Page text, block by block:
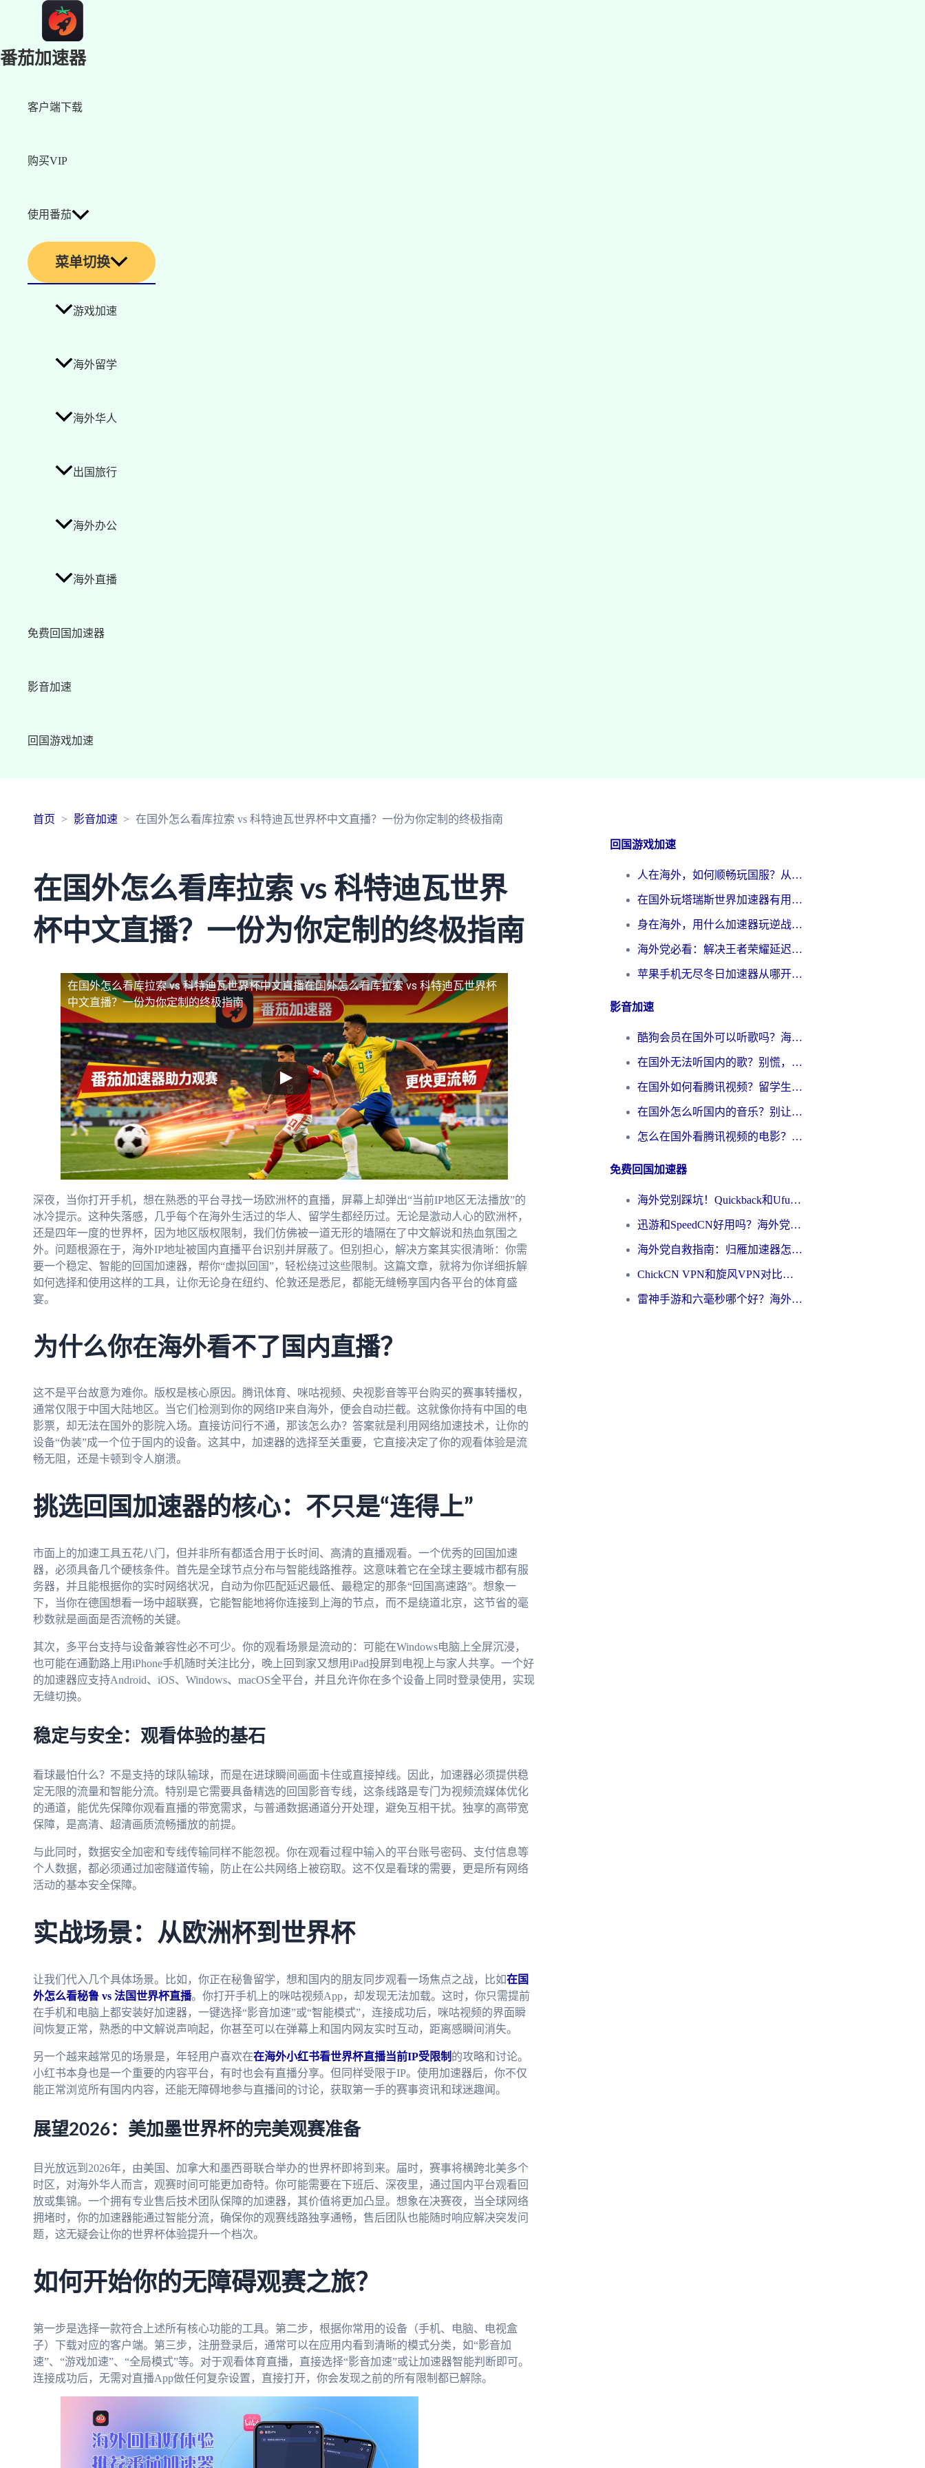
番茄加速器
客户端下载
购买VIP
使用番茄
菜单切换
游戏加速
海外留学
海外华人
出国旅行
海外办公
海外直播
免费回国加速器
影音加速
回国游戏加速
首页 影音加速 在国外怎么看库拉索 vs 科特迪瓦世界杯中文直播？一份为你定制的终极指南
在国外怎么看库拉索 vs 科特迪瓦世界
杯中文直播？一份为你定制的终极指南
在国外怎么看库拉索 vs 科特迪瓦世界杯中文直播在国外怎么看库拉索 vs 科特迪瓦世界杯
中文直播？一份为你定制的终极指南
深夜，当你打开手机，想在熟悉的平台寻找一场欧洲杯的直播，屏幕上却弹出“当前IP地区无法播放”的
冰冷提示。这种失落感，几乎每个在海外生活过的华人、留学生都经历过。无论是激动人心的欧洲杯，
还是四年一度的世界杯，因为地区版权限制，我们仿佛被一道无形的墙隔在了中文解说和热血氛围之
外。问题根源在于，海外IP地址被国内直播平台识别并屏蔽了。但别担心，解决方案其实很清晰：你需
要一个稳定、智能的回国加速器，帮你“虚拟回国”，轻松绕过这些限制。这篇文章，就将为你详细拆解
如何选择和使用这样的工具，让你无论身在纽约、伦敦还是悉尼，都能无缝畅享国内各平台的体育盛
宴。
为什么你在海外看不了国内直播？
这不是平台故意为难你。版权是核心原因。腾讯体育、咪咕视频、央视影音等平台购买的赛事转播权，
通常仅限于中国大陆地区。当它们检测到你的网络IP来自海外，便会自动拦截。这就像你持有中国的电
影票，却无法在国外的影院入场。直接访问行不通，那该怎么办？答案就是利用网络加速技术，让你的
设备“伪装”成一个位于国内的设备。这其中，加速器的选择至关重要，它直接决定了你的观看体验是流
畅无阻，还是卡顿到令人崩溃。
挑选回国加速器的核心：不只是“连得上”
市面上的加速工具五花八门，但并非所有都适合用于长时间、高清的直播观看。一个优秀的回国加速
器，必须具备几个硬核条件。首先是全球节点分布与智能线路推荐。这意味着它在全球主要城市都有服
务器，并且能根据你的实时网络状况，自动为你匹配延迟最低、最稳定的那条“回国高速路”。想象一
下，当你在德国想看一场中超联赛，它能智能地将你连接到上海的节点，而不是绕道北京，这节省的毫
秒数就是画面是否流畅的关键。
其次，多平台支持与设备兼容性必不可少。你的观看场景是流动的：可能在Windows电脑上全屏沉浸，
也可能在通勤路上用iPhone手机随时关注比分，晚上回到家又想用iPad投屏到电视上与家人共享。一个好
的加速器应支持Android、iOS、Windows、macOS全平台，并且允许你在多个设备上同时登录使用，实现
无缝切换。
稳定与安全：观看体验的基石
看球最怕什么？不是支持的球队输球，而是在进球瞬间画面卡住或直接掉线。因此，加速器必须提供稳
定无限的流量和智能分流。特别是它需要具备精选的回国影音专线，这条线路是专门为视频流媒体优化
的通道，能优先保障你观看直播的带宽需求，与普通数据通道分开处理，避免互相干扰。独享的高带宽
保障，是高清、超清画质流畅播放的前提。
与此同时，数据安全加密和专线传输同样不能忽视。你在观看过程中输入的平台账号密码、支付信息等
个人数据，都必须通过加密隧道传输，防止在公共网络上被窃取。这不仅是看球的需要，更是所有网络
活动的基本安全保障。
实战场景：从欧洲杯到世界杯
让我们代入几个具体场景。比如，你正在秘鲁留学，想和国内的朋友同步观看一场焦点之战，比如在国
外怎么看秘鲁 vs 法国世界杯直播。你打开手机上的咪咕视频App，却发现无法加载。这时，你只需提前
在手机和电脑上都安装好加速器，一键选择“影音加速”或“智能模式”，连接成功后，咪咕视频的界面瞬
间恢复正常，熟悉的中文解说声响起，你甚至可以在弹幕上和国内网友实时互动，距离感瞬间消失。
另一个越来越常见的场景是，年轻用户喜欢在在海外小红书看世界杯直播当前IP受限制 的攻略和讨论。
小红书本身也是一个重要的内容平台，有时也会有直播分享。但同样受限于IP。使用加速器后，你不仅
能正常浏览所有国内内容，还能无障碍地参与直播间的讨论，获取第一手的赛事资讯和球迷趣闻。
展望2026：美加墨世界杯的完美观赛准备
目光放远到2026年，由美国、加拿大和墨西哥联合举办的世界杯即将到来。届时，赛事将横跨北美多个
时区，对海外华人而言，观赛时间可能更加奇特。你可能需要在下班后、深夜里，通过国内平台观看回
放或集锦。一个拥有专业售后技术团队保障的加速器，其价值将更加凸显。想象在决赛夜，当全球网络
拥堵时，你的加速器能通过智能分流，确保你的观赛线路独享通畅，售后团队也能随时响应解决突发问
题，这无疑会让你的世界杯体验提升一个档次。
如何开始你的无障碍观赛之旅？
第一步是选择一款符合上述所有核心功能的工具。第二步，根据你常用的设备（手机、电脑、电视盒
子）下载对应的客户端。第三步，注册登录后，通常可以在应用内看到清晰的模式分类，如“影音加
速”、“游戏加速”、“全局模式”等。对于观看体育直播，直接选择“影音加速”或让加速器智能判断即可。
连接成功后，无需对直播App做任何复杂设置，直接打开，你会发现之前的所有限制都已解除。
回国游戏加速
人在海外，如何顺畅玩国服？从《王者荣耀》到《云图计划》的加速器终极指南
在国外玩塔瑞斯世界加速器有用吗？海外玩家亲测后的真实答案
身在海外，用什么加速器玩逆战才能告别延迟？
海外党必看：解决王者荣耀延迟的加速器终极指南——从EVE到猫和老鼠，一个工具全搞定
苹果手机无尽冬日加速器从哪开启？海外玩家的冬日生存指南
影音加速
酷狗会员在国外可以听歌吗？海外党亲测有效：3步解决音乐权限难题
在国外无法听国内的歌？别慌，这样操作就能畅听QQ音乐（附亲测加速器推荐）
在国外如何看腾讯视频？留学生亲测有效的回国加速方案
在国外怎么听国内的音乐？别让版权限制断了你的华语歌单
怎么在国外看腾讯视频的电影？海外党亲测有效的回国加速指南
免费回国加速器
海外党别踩坑！Quickback和UfunR好用吗？选对回国加速器才能无缝刷国内资源
迅游和SpeedCN好用吗？海外党如何破解那道看不见的墙
海外党自救指南：归雁加速器怎么样？教你避开坑实现国内资源无缝访问
ChickCN VPN和旋风VPN对比哪个回国效果更好？海外用户的选择困境与出路
雷神手游和六毫秒哪个好？海外党如何真正解锁国内资源